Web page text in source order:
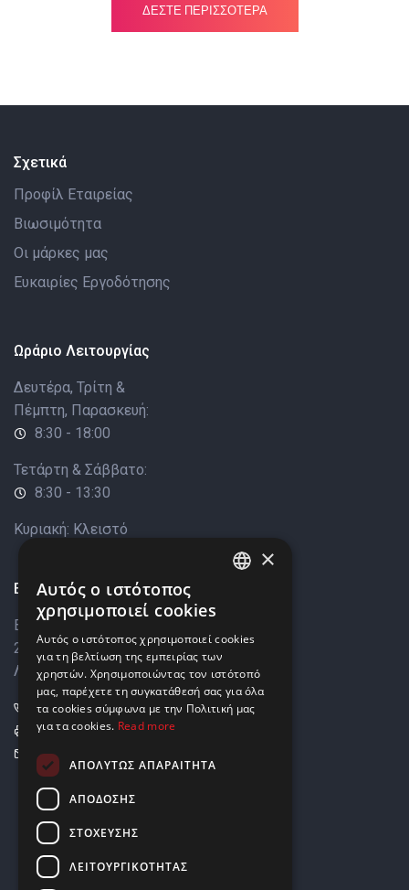
ΔΈΣΤΕ ΠΕΡΙΣΣΌΤΕΡΑ
Σχετικά
Προφίλ Εταιρείας
Βιωσιμότητα
Οι μάρκες μας
Ευκαιρίες Εργοδότησης
Ωράριο Λειτουργίας
Δευτέρα, Τρίτη &
Πέμπτη, Παρασκευή:
8:30 - 18:00
Τετάρτη & Σάββατο:
8:30 - 13:30
Κυριακή: Κλειστό
Επικοινωνία
Βάρκιζας 8,
2033 Στρόβολος,
Λευκωσία, Κύπρος
+357 22449999
+357 22449989
info@elnia.com
GREEK
×
Αυτός ο ιστότοπος
χρησιμοποιεί cookies
Αυτός ο ιστότοπος χρησιμοποιεί cookies
για τη βελτίωση της εμπειρίας των
χρηστών. Χρησιμοποιώντας τον ιστότοπό
μας, παρέχετε τη συγκατάθεσή σας για όλα
τα cookies σύμφωνα με την Πολιτική μας
για τα cookies. Read more
ΑΠΟΛΎΤΩΣ ΑΠΑΡΑΊΤΗΤΑ
ΑΠΌΔΟΣΗΣ
ΣΤΌΧΕΥΣΗΣ
ΛΕΙΤΟΥΡΓΙΚΌΤΗΤΑΣ